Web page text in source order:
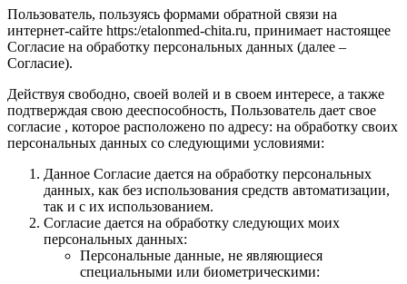
Пользователь, пользуясь формами обратной связи на
интернет-сайте https:/etalonmed-chita.ru, принимает настоящее
Согласие на обработку персональных данных (далее –
Согласие).
Действуя свободно, своей волей и в своем интересе, а также
подтверждая свою дееспособность, Пользователь дает свое
согласие , которое расположено по адресу: на обработку своих
персональных данных со следующими условиями:
Данное Согласие дается на обработку персональных
данных, как без использования средств автоматизации,
так и с их использованием.
Согласие дается на обработку следующих моих
персональных данных:
Персональные данные, не являющиеся
специальными или биометрическими: